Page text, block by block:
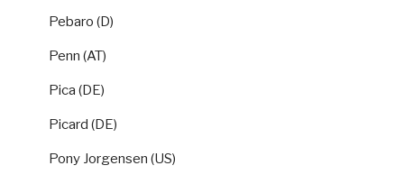
Pebaro (D)
Penn (AT)
Pica (DE)
Picard (DE)
Pony Jorgensen (US)